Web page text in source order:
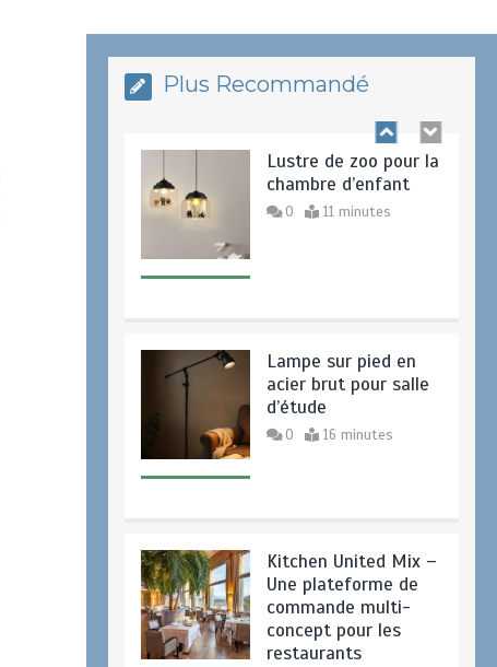
Plus Recommandé
Lustre de zoo pour la
chambre d’enfant
0 11 minutes
Lampe sur pied en
acier brut pour salle
d’étude
0 16 minutes
Kitchen United Mix –
Une plateforme de
commande multi-
concept pour les
restaurants